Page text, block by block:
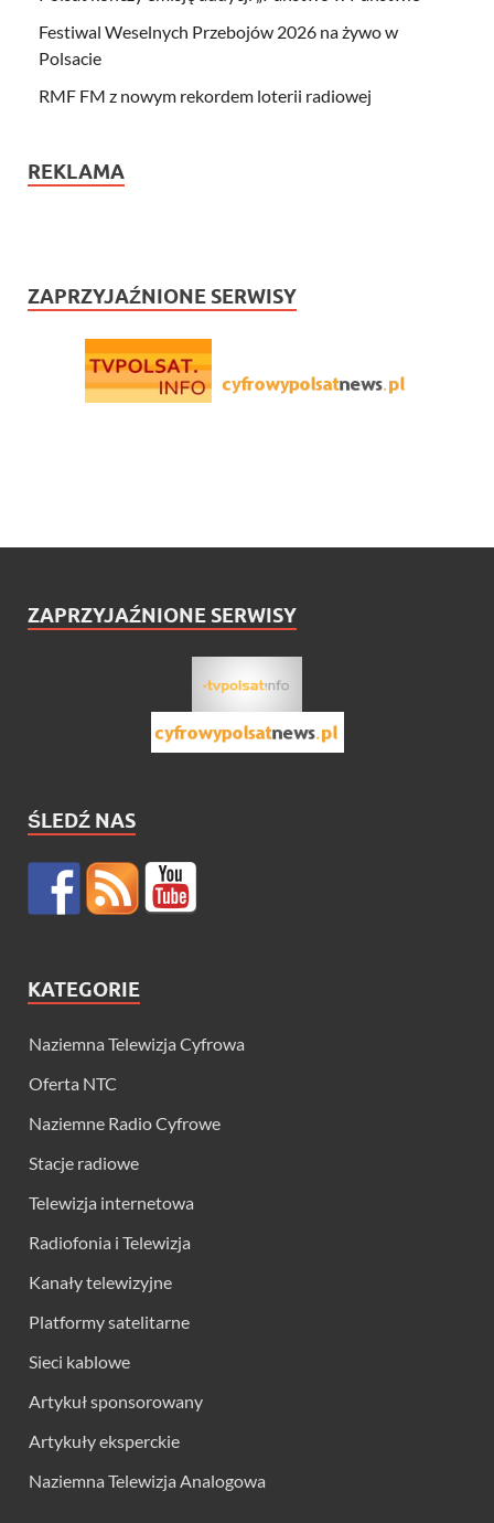
Festiwal Weselnych Przebojów 2026 na żywo w
Polsacie
RMF FM z nowym rekordem loterii radiowej
REKLAMA
ZAPRZYJAŹNIONE SERWISY
ZAPRZYJAŹNIONE SERWISY
ŚLEDŹ NAS
KATEGORIE
Naziemna Telewizja Cyfrowa
Oferta NTC
Naziemne Radio Cyfrowe
Stacje radiowe
Telewizja internetowa
Radiofonia i Telewizja
Kanały telewizyjne
Platformy satelitarne
Sieci kablowe
Artykuł sponsorowany
Artykuły eksperckie
Naziemna Telewizja Analogowa